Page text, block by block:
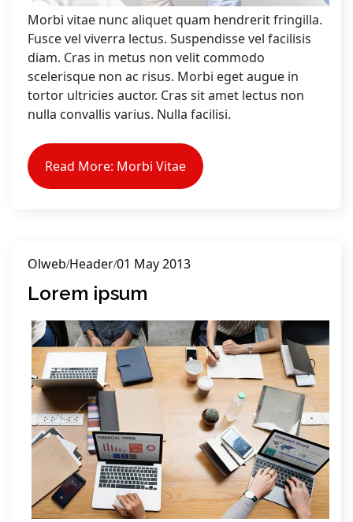
Morbi vitae nunc aliquet quam hendrerit fringilla.
Fusce vel viverra lectus. Suspendisse vel facilisis
diam. Cras in metus non velit commodo
scelerisque non ac risus. Morbi eget augue in
tortor ultricies auctor. Cras sit amet lectus non
nulla convallis varius. Nulla facilisi.
Read More: Morbi Vitae
Lorem ipsum
Olweb Header01 May 2013